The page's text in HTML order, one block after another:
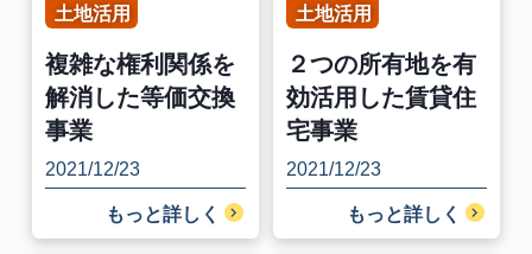
土地活用
複雑な権利関係を
解消した等価交換
事業
2021/12/23
もっと詳しく
土地活用
２つの所有地を有
効活用した賃貸住
宅事業
2021/12/23
もっと詳しく